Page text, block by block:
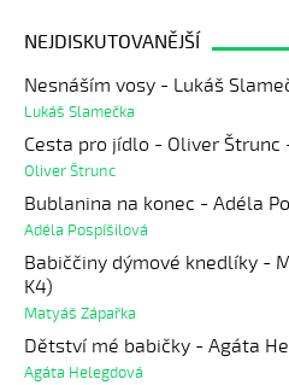
NEJDISKUTOVANĚJŠÍ
Nesnáším vosy - Lukáš
Lukáš Slamečka
Cesta pro jídlo - Oliver Štrunc
Oliver Štrunc
Bublanina na konec - Adéla
Adéla Pospíšilová
Babiččiny dýmové knedlíky -
K4)
Matyáš Zápařka
Dětství mé babičky - Agáta
Agáta Helegdová